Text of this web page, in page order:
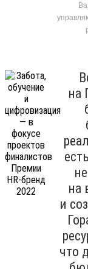
на
на
и
что